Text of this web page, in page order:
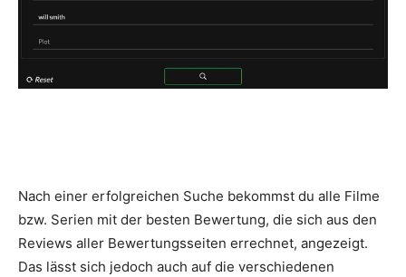
Nach einer erfolgreichen Suche bekommst du alle Filme
bzw. Serien mit der besten Bewertung, die sich aus den
Reviews aller Bewertungsseiten errechnet, angezeigt.
Das lässt sich jedoch auch auf die verschiedenen